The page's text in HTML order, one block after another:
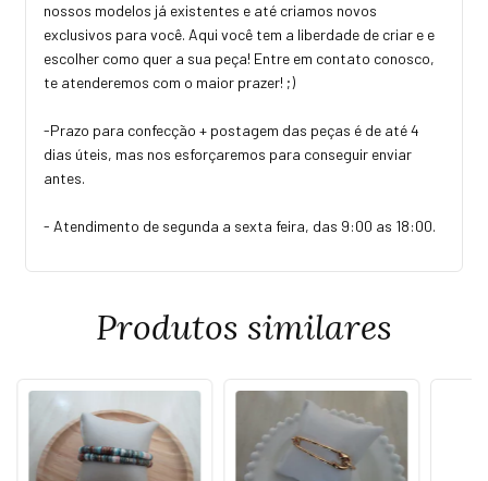
nossos modelos já existentes e até criamos novos
exclusivos para você. Aqui você tem a liberdade de criar e e
escolher como quer a sua peça! Entre em contato conosco,
te atenderemos com o maior prazer! ;)
-Prazo para confecção + postagem das peças é de até 4
dias úteis, mas nos esforçaremos para conseguir enviar
antes.
- Atendimento de segunda a sexta feira, das 9:00 as 18:00.
Produtos similares